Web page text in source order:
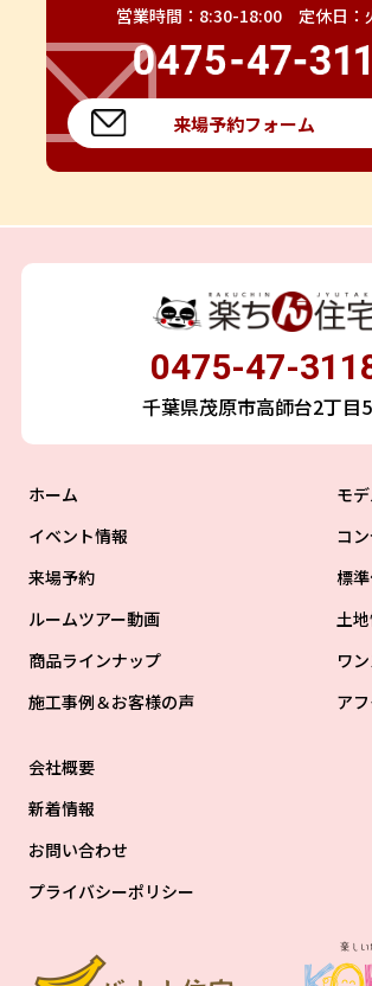
営業時間：8:30-18:00 定休日：
来場予約フォーム
0475-47-
千葉県茂原市高師台2丁目
ホーム
イベント情報
来場予約
ルームツアー動画
商品ラインナップ
施工事例＆お客様の声
モ
コ
標
土
ワ
ア
会社概要
新着情報
お問い合わせ
プライバシーポリシー